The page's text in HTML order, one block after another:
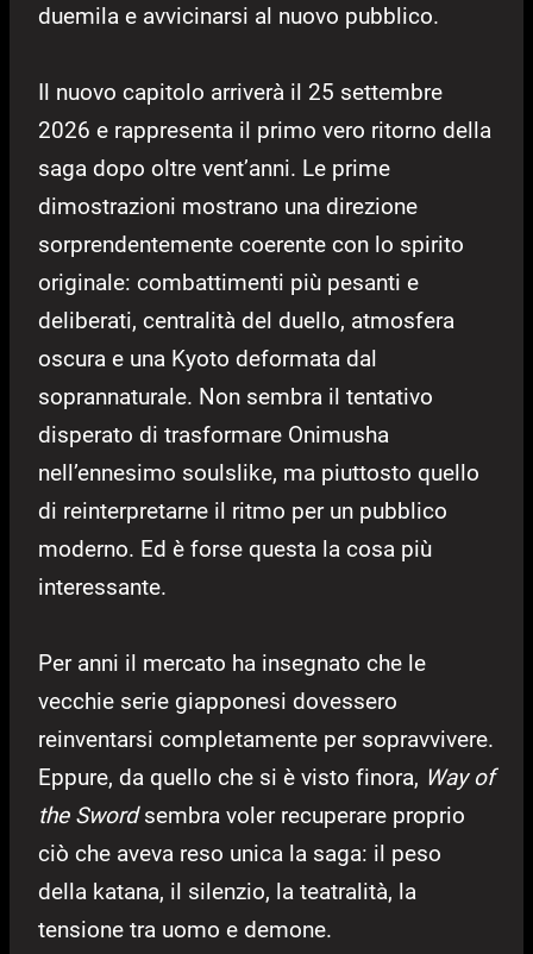
duemila e avvicinarsi al nuovo pubblico.
Il nuovo capitolo arriverà il 25 settembre
2026 e rappresenta il primo vero ritorno della
saga dopo oltre vent’anni. Le prime
dimostrazioni mostrano una direzione
sorprendentemente coerente con lo spirito
originale: combattimenti più pesanti e
deliberati, centralità del duello, atmosfera
oscura e una Kyoto deformata dal
soprannaturale. Non sembra il tentativo
disperato di trasformare Onimusha
nell’ennesimo soulslike, ma piuttosto quello
di reinterpretarne il ritmo per un pubblico
moderno. Ed è forse questa la cosa più
interessante.
Per anni il mercato ha insegnato che le
vecchie serie giapponesi dovessero
reinventarsi completamente per sopravvivere.
Eppure, da quello che si è visto finora, Way of
the Swordsembra voler recuperare proprio
ciò che aveva reso unica la saga: il peso
della katana, il silenzio, la teatralità, la
tensione tra uomo e demone.